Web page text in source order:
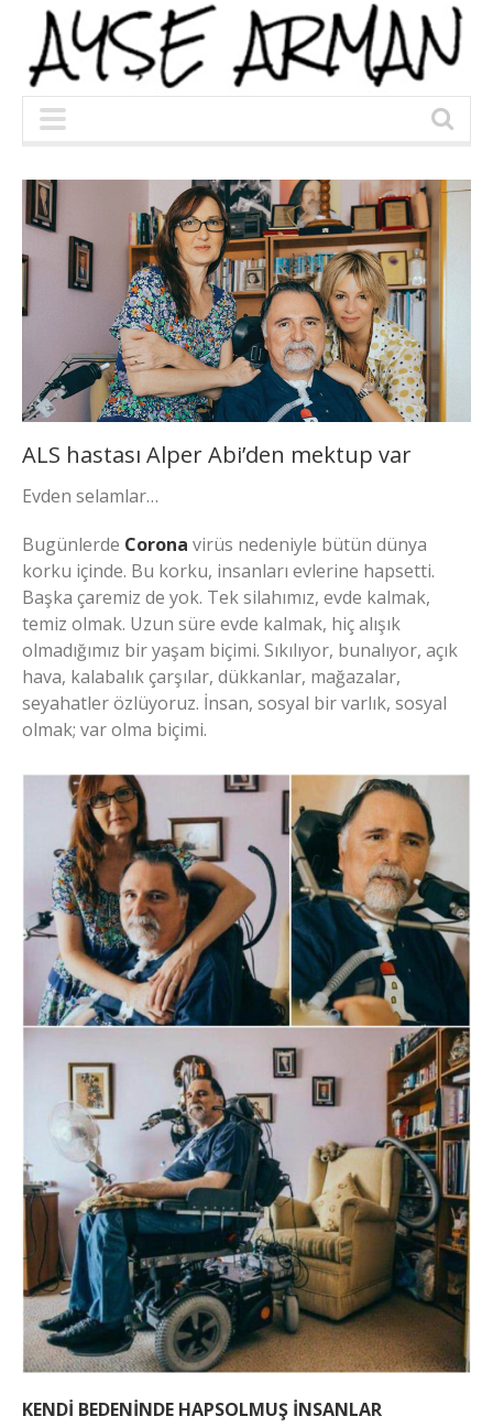
ALS hastası Alper Abi’den mektup var
Evden selamlar…
Bugünlerde Corona virüs nedeniyle bütün dünya
korku içinde. Bu korku, insanları evlerine hapsetti.
Başka çaremiz de yok. Tek silahımız, evde kalmak,
temiz olmak. Uzun süre evde kalmak, hiç alışık
olmadığımız bir yaşam biçimi. Sıkılıyor, bunalıyor, açık
hava, kalabalık çarşılar, dükkanlar, mağazalar,
seyahatler özlüyoruz. İnsan, sosyal bir varlık, sosyal
olmak; var olma biçimi.
KENDİ BEDENİNDE HAPSOLMUŞ İNSANLAR